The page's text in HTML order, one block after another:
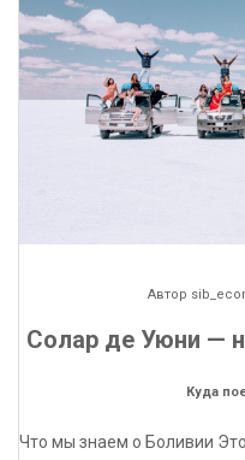
Автор
Солар де Уюни —
Куда
Что мы знаем о Боливии